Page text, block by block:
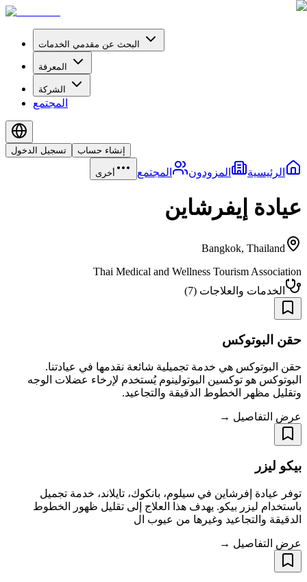
البحث عن مقدمي الخدمات
المعرفة
الشركة
المجتمع
تسجيل الدخول إنشاء حساب
الرئيسية المزودون المجتمع أخرى
عيادة إيفرشاين
Bangkok, Thailand
Thai Medical and Wellness Tourism Association
الخدمات والعلاجات (
7
)
حقن البوتوكس
حقن البوتوكس هي خدمة تجميلية شائعة نقدمها في عيادتنا.
البوتوكس هو توكسين البوتولينوم يُستخدم لإرخاء عضلات الوجه
وتقليل مظهر الخطوط الدقيقة والتجاعيد.
عرض التفاصيل →
بيكو ليزر
توفر عيادة إفرشاين في سيلوم، بانكوك، تايلاند، خدمة تجميل
باستخدام ليزر بيكو. يهدف هذا العلاج إلى تقليل ظهور الخطوط
الدقيقة والتجاعيد وغيرها من عيوب ال
عرض التفاصيل →